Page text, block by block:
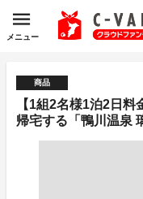
メニュー
商品
【1組2名様1泊2日
帰宅する「鴨川温泉